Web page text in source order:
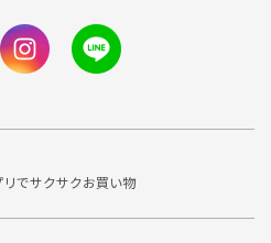
でサクサクお買い物